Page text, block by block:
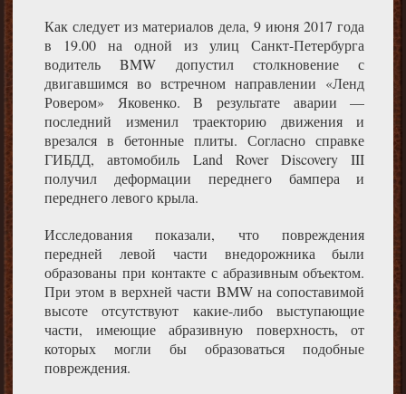
Как следует из материалов дела, 9 июня 2017 года
в 19.00 на одной из улиц Санкт-Петербурга
водитель BMW допустил столкновение с
двигавшимся во встречном направлении «Ленд
Ровером» Яковенко. В результате аварии —
последний изменил траекторию движения и
врезался в бетонные плиты. Согласно справке
ГИБДД, автомобиль Land Rover Discovery III
получил деформации переднего бампера и
переднего левого крыла.
Исследования показали, что повреждения
передней левой части внедорожника были
образованы при контакте с абразивным объектом.
При этом в верхней части BMW на сопоставимой
высоте отсутствуют какие-либо выступающие
части, имеющие абразивную поверхность, от
которых могли бы образоваться подобные
повреждения.